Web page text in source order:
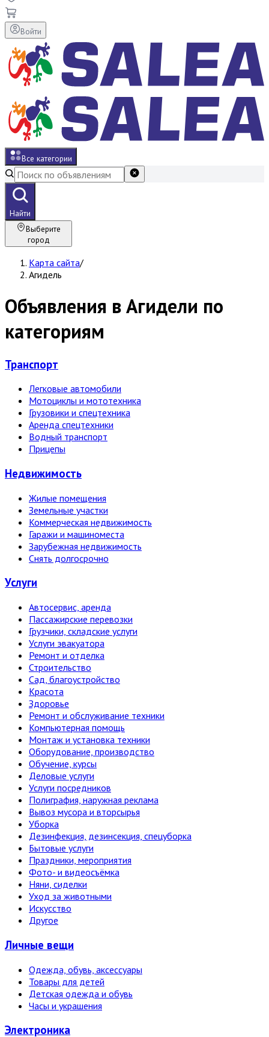
Войти
Все категории
Найти
Выберите
город
Карта сайта/
Агидель
Объявления в Агидели по
категориям
Транспорт
Легковые автомобили
Мотоциклы и мототехника
Грузовики и спецтехника
Аренда спецтехники
Водный транспорт
Прицепы
Недвижи­мость
Жилые помещения
Земельные участки
Коммерческая недвижимость
Гаражи и машиноместа
Зарубежная недвижимость
Снять долгосрочно
Услуги
Автосервис, аренда
Пассажирские перевозки
Грузчики, складские услуги
Услуги эвакуатора
Ремонт и отделка
Строительство
Сад, благоустройство
Красота
Здоровье
Ремонт и обслуживание техники
Компьютерная помощь
Монтаж и установка техники
Оборудование, производство
Обучение, курсы
Деловые услуги
Услуги посредников
Полиграфия, наружная реклама
Вывоз мусора и вторсырья
Уборка
Дезинфекция, дезинсекция, спецуборка
Бытовые услуги
Праздники, мероприятия
Фото- и видеосъёмка
Няни, сиделки
Уход за животными
Искусство
Другое
Личные вещи
Одежда, обувь, аксессуары
Товары для детей
Детская одежда и обувь
Часы и украшения
Электро­ника